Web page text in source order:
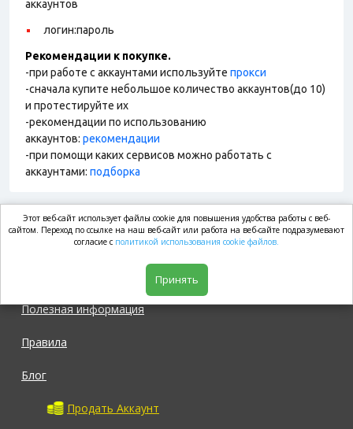
аккаунтов
логин:пароль
Рекомендации к покупке.
-при работе с аккаунтами используйте прокси
-сначала купите небольшое количество аккаунтов(до 10)
и протестируйте их
-рекомендации по использованию
аккаунтов: рекомендации
-при помощи каких сервисов можно работать с
аккаунтами: подборка
market.com
Полезная информация
Правила
Блог
Продать Аккаунт
Этот веб-сайт использует файлы cookie для повышения удобства работы с веб-
сайтом. Переход по ссылке на наш веб-сайт или работа на веб-сайте подразумевают
согласие с политикой использования cookie файлов.
Принять